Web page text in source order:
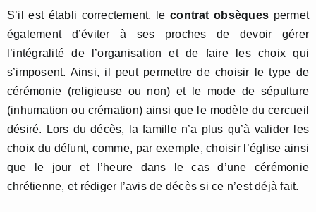
S’il est établi correctement, lecontrat obsèques permet
également d’éviter à ses proches de devoir gérer
l’intégralité de l’organisation et de faire les choix qui
s’imposent. Ainsi, il peut permettre de choisir le type de
cérémonie (religieuse ou non) et le mode de sépulture
(inhumation ou crémation) ainsi que le modèle du cercueil
désiré. Lors du décès, la famille n’a plus qu’à valider les
choix du défunt, comme, par exemple, choisir l’église ainsi
que le jour et l’heure dans le cas d’une cérémonie
chrétienne, et rédiger l’avis de décès si ce n’est déjà fait.